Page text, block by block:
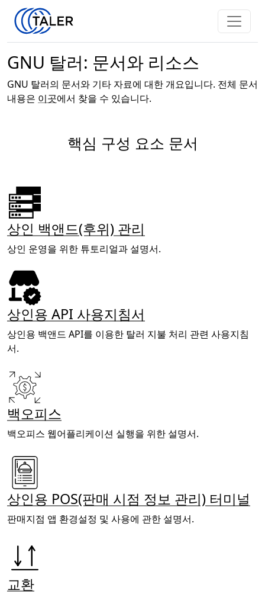
GNU 탈러: 문서와 리소스
GNU 탈러의 문서와 기타 자료에 대한 개요입니다. 전체 문서
내용은 이곳에서 찾을 수 있습니다.
핵심 구성 요소 문서
상인 백앤드(후위) 관리
상인 운영을 위한 튜토리얼과 설명서.
상인용 API 사용지침서
상인용 백앤드 API를 이용한 탈러 지불 처리 관련 사용지침
서.
백오피스
백오피스 웹어플리케이션 실행을 위한 설명서.
상인용 POS(판매 시점 정보 관리) 터미널
판매지점 앱 환경설정 및 사용에 관한 설명서.
교환